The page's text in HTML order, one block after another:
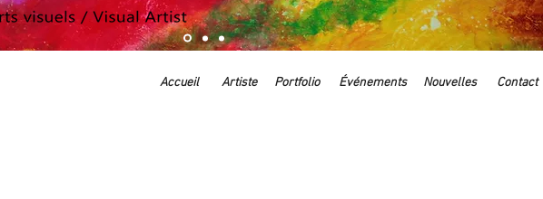
Accueil Artiste Portfolio Événements Contact
Nouvelles